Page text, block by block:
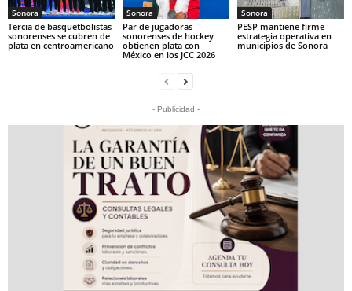
Sonora
Tercia de basquetbolistas
sonorenses se cubren de
plata en centroamericano
Sonora
Par de jugadoras
sonorenses de hockey
obtienen plata con
México en los JCC 2026
Sonora
PESP mantiene firme
estrategia operativa en
municipios de Sonora
- Publicidad -